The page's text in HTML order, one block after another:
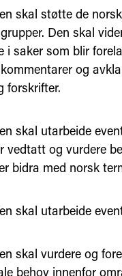
skal støtte de
Den skal
i saker som blir
og
forskrifter.
skal utarbeide
vedtatt og vurdere
bidra med norsk
skal utarbeide
skal vurdere og
behov innenfor